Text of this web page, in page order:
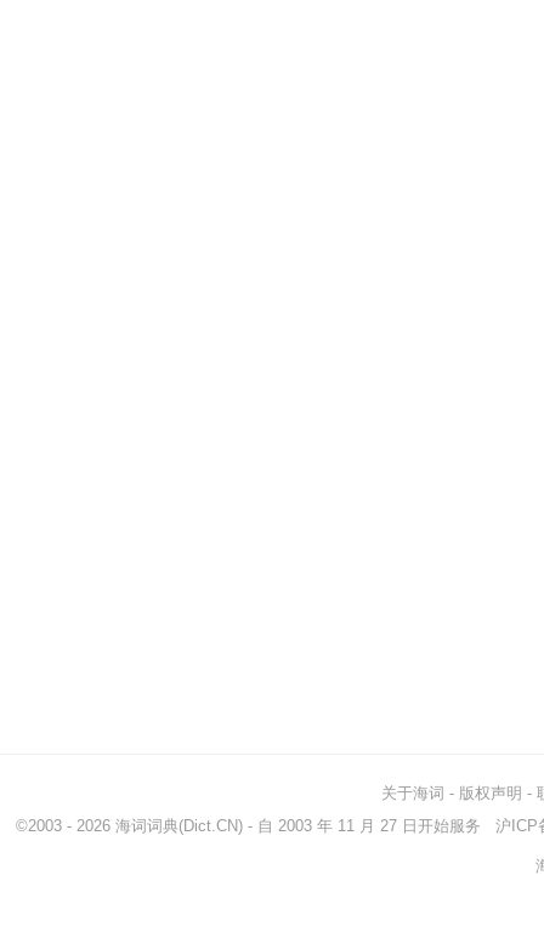
关于海词 - 版权声明 -
©2003 - 2026 海词词典(Dict.CN) - 自 2003 年 11 月 27 日开始服务 沪ICP